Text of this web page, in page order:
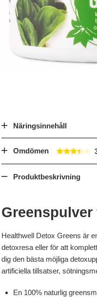
Näringsinnehåll
Omdömen
Produktbeskrivning
Healthwell Detox Greens är
detoxresa eller för att
dig den bästa möjliga
artificiella tillsatser,
En 100% naturlig